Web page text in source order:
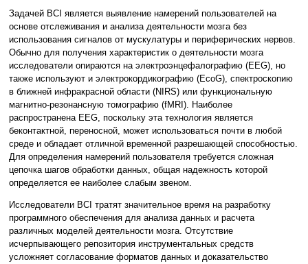
Задачей BCI является выявление намерений пользователей на
основе отслеживания и анализа деятельности мозга без
использования сигналов от мускулатуры и периферических нервов.
Обычно для получения характеристик о деятельности мозга
исследователи опираются на электроэнцефалографию (EEG), но
также используют и электрокордикографию (EcoG), спектроскопию
в ближней инфракрасной области (NIRS) или функциональную
магнитно-резонансную томографию (fMRI). Наиболее
распространена EEG, поскольку эта технология является
беконтактной, переносной, может использоваться почти в любой
среде и обладает отличной временной разрешающей способностью.
Для определения намерений пользователя требуется сложная
цепочка шагов обработки данных, общая надежность которой
определяется ее наиболее слабым звеном.
Исследователи BCI тратят значительное время на разработку
программного обеспечения для анализа данных и расчета
различных моделей деятельности мозга. Отсутствие
исчерпывающего репозитория инструментальных средств
усложняет согласование форматов данных и доказательство